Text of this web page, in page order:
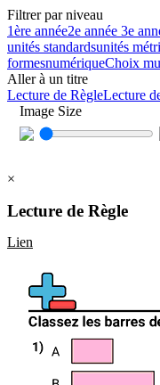
Filtrer par niveau
1ère année2e année 3e
unités standardsunités
formesnumériqueChoix
Aller à un titre
Lecture de RègleLecture
Image Size
×
Lecture de Règle
Lien